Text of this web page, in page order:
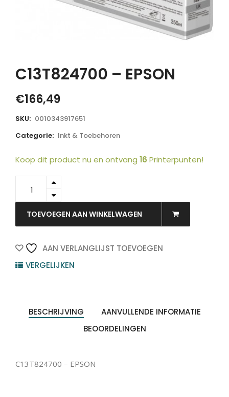
C13T824700 – EPSON
€166,49
SKU: 0010343917651
Categorie: Inkt & Toebehoren
Koop dit product nu en ontvang 16 Printerpunten!
C13T824700
EPSON
quantity
TOEVOEGEN AAN WINKELWAGEN
AAN VERLANGLIJST TOEVOEGEN
VERGELIJKEN
BESCHRIJVING
AANVULLENDE INFORMATIE
BEOORDELINGEN
C13T824700 – EPSON